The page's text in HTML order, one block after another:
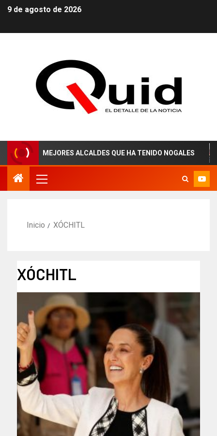
9 de agosto de 2026
MEJORES ALCALDES QUE HA TENIDO NOGALES
Inicio XÓCHITL
XÓCHITL